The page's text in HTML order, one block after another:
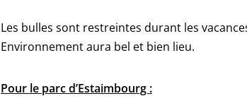
Les bulles sont restreintes durant les
Environnement aura bel et bien lieu.
Pour le parc d’Estaimbourg :